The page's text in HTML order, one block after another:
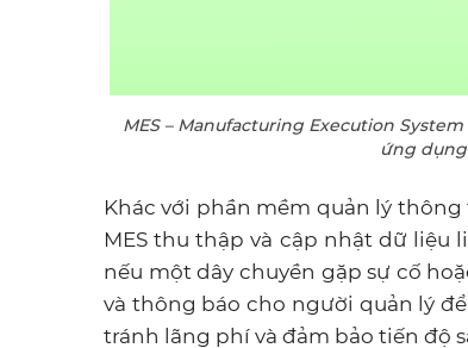
MES – Manufacturing Execution
ứng
Khác với phần mềm quản lý
MES thu thập và cập nhật dữ liệu
nếu một dây chuyền gặp sự cố
và thông báo cho người quản lý
tránh lãng phí và đảm bảo tiến độ